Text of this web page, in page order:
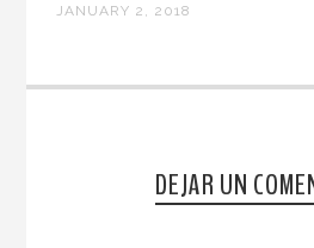
JANUARY 2, 2018
DEJAR UN